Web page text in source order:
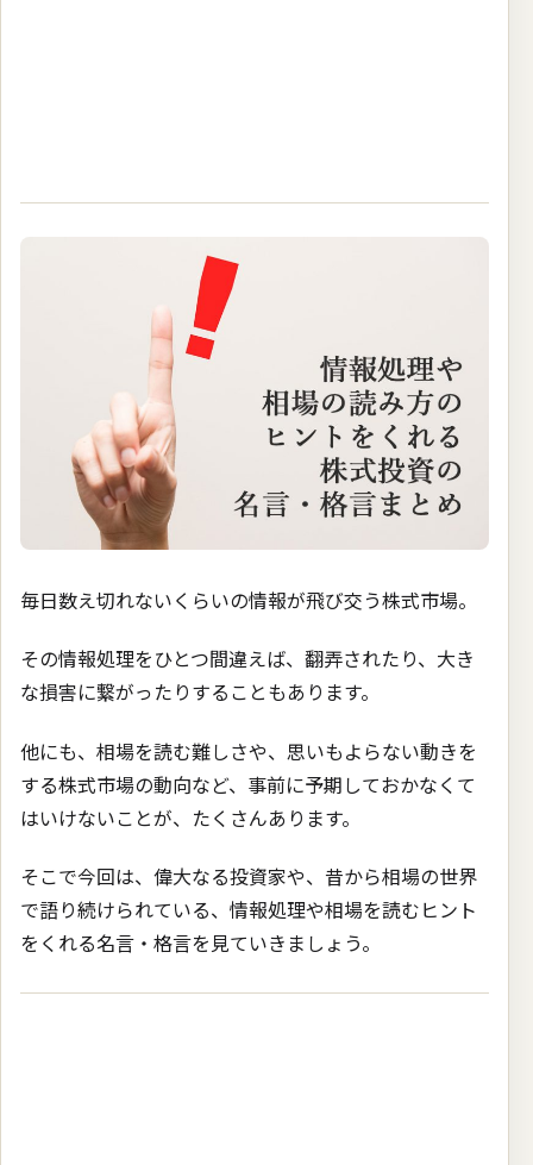
毎日数え切れないくらいの情報が飛び交う株式市場。
その情報処理をひとつ間違えば、翻弄されたり、大き
な損害に繋がったりすることもあります。
他にも、相場を読む難しさや、思いもよらない動きを
する株式市場の動向など、事前に予期しておかなくて
はいけないことが、たくさんあります。
そこで今回は、偉大なる投資家や、昔から相場の世界
で語り続けられている、情報処理や相場を読むヒント
をくれる名言・格言を見ていきましょう。